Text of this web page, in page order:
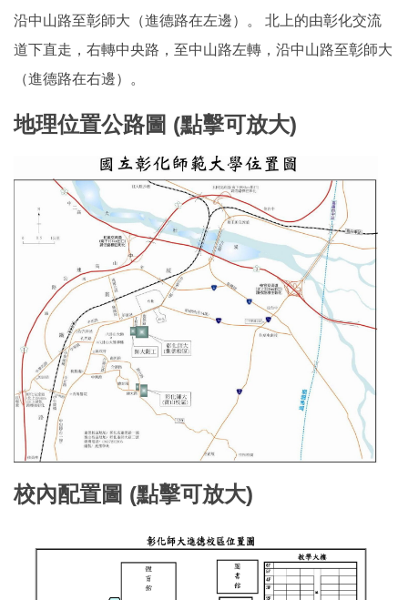
沿中山路至彰師大（進德路在左邊）。 北上的由彰化交流
道下直走，右轉中央路，至中山路左轉，沿中山路至彰師大
（進德路在右邊）。
地理位置公路圖 (點擊可放大)
校內配置圖 (點擊可放大)